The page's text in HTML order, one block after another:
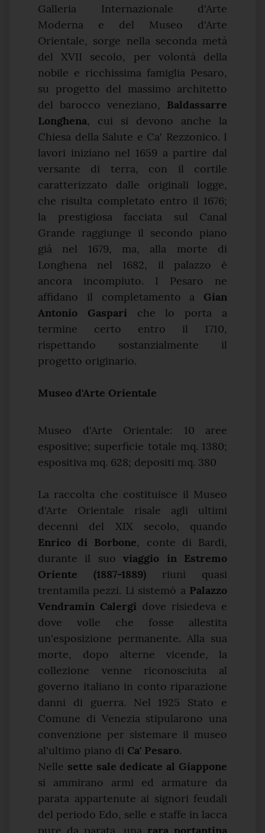
Galleria Internazionale d'Arte
Moderna e del Museo d'Arte
Orientale, sorge nella seconda metà
del XVII secolo, per volontà della
nobile e ricchissima famiglia Pesaro,
su progetto del massimo architetto
del barocco veneziano, Baldassarre
Longhena, cui si devono anche la
Chiesa della Salute e Ca' Rezzonico. I
lavori iniziano nel 1659 a partire dal
versante di terra, con il cortile
caratterizzato dalle originali logge,
che risulta completato entro il 1676;
la prestigiosa facciata sul Canal
Grande raggiunge il secondo piano
già nel 1679, ma, alla morte di
Longhena nel 1682, il palazzo è
ancora incompiuto. I Pesaro ne
affidano il completamento a Gian
Antonio Gaspari che lo porta a
termine certo entro il 1710,
rispettando sostanzialmente il
progetto originario.
Museo d'Arte Orientale
Museo d'Arte Orientale: 10 aree
espositive; superficie totale mq. 1380;
espositiva mq. 628; depositi mq. 380
La raccolta che costituisce il Museo
d'Arte Orientale risale agli ultimi
decenni del XIX secolo, quando
Enrico di Borbone, conte di Bardi,
durante il suoviaggio in Estremo
Oriente (1887-1889) riunì quasi
trentamila pezzi. Li sistemò a Palazzo
Vendramin Calergi dove risiedeva e
dove volle che fosse allestita
un'esposizione permanente. Alla sua
morte, dopo alterne vicende, la
collezione venne riconosciuta al
governo italiano in conto riparazione
danni di guerra. Nel 1925 Stato e
Comune di Venezia stipularono una
convenzione per sistemare il museo
al'ultimo piano di Ca' Pesaro.
Nelle sette sale dedicate al Giappone
si ammirano armi ed armature da
parata appartenute ai signori feudali
del periodo Edo, selle e staffe in lacca